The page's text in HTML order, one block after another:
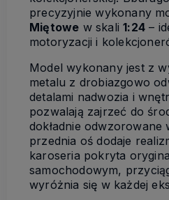
precyzyjnie wykonany
Miętowe w skali1:24 –
motoryzacji i
Model wykonany jest z
metalu z drobiazgowo
detalami nadwozia i
pozwalają zajrzeć do
dokładnie odwzorowane
przednia oś dodaje
karoseria pokryta
samochodowym,
wyróżnia się w każdej